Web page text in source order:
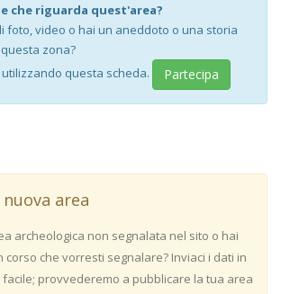
che riguarda quest'area?
foto, video o hai un aneddoto o una storia
zona?
questa scheda.
Partecipa
area
archeologica non segnalata nel sito o hai
corso che vorresti segnalare? Inviaci i dati in
provvederemo a pubblicare la tua area